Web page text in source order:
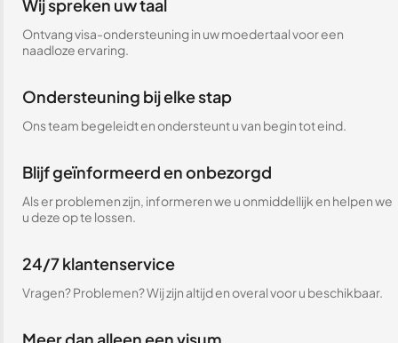
Wij spreken uw taal
Ontvang visa-ondersteuning in uw moedertaal voor een
naadloze ervaring.
Ondersteuning bij elke stap
Ons team begeleidt en ondersteunt u van begin tot eind.
Blijf geïnformeerd en onbezorgd
Als er problemen zijn, informeren we u onmiddellijk en helpen we
u deze op te lossen.
24/7 klantenservice
Vragen? Problemen? Wij zijn altijd en overal voor u beschikbaar.